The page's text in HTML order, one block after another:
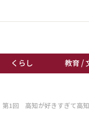
くらし 教育 /
第1回 高知が好きすぎて